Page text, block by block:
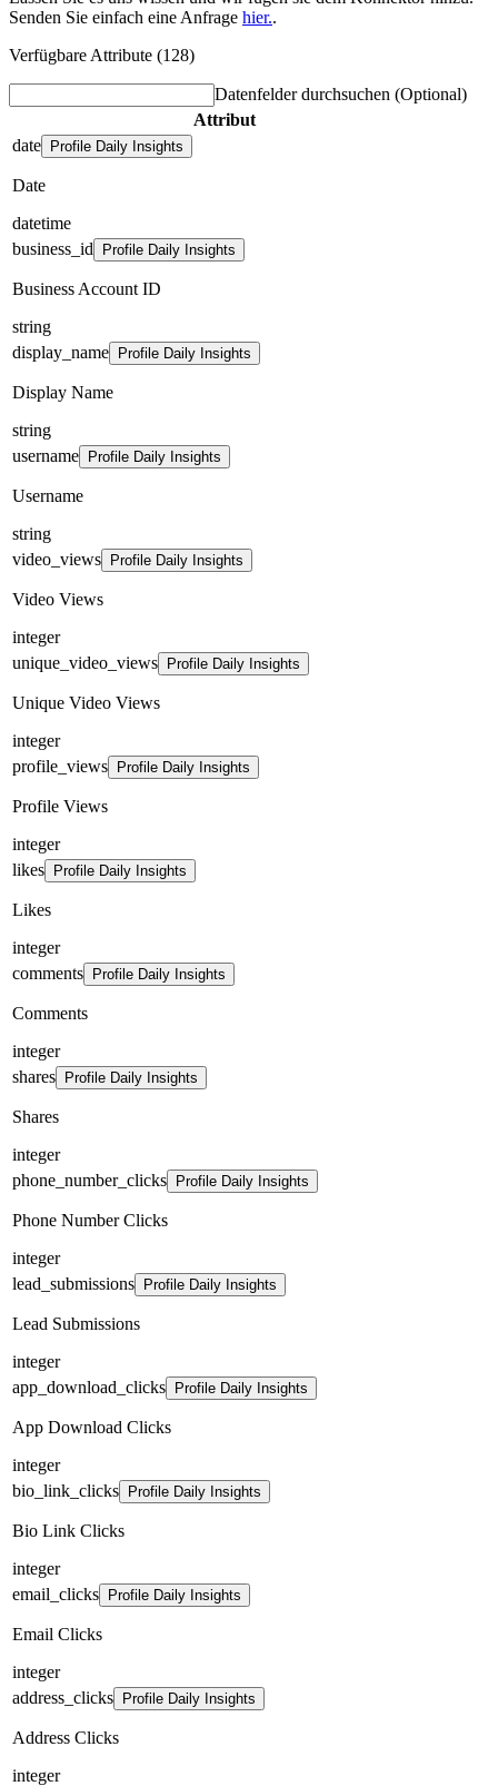
Senden Sie einfach eine Anfrage hier..
Verfügbare Attribute (128)
Datenfelder durchsuchen (Optional)
Attribut
date
Profile Daily Insights
Date
datetime
business_id
Profile Daily Insights
Business Account ID
string
display_name
Profile Daily Insights
Display Name
string
username
Profile Daily Insights
Username
string
video_views
Profile Daily Insights
Video Views
integer
unique_video_views
Profile Daily Insights
Unique Video Views
integer
profile_views
Profile Daily Insights
Profile Views
integer
likes
Profile Daily Insights
Likes
integer
comments
Profile Daily Insights
Comments
integer
shares
Profile Daily Insights
Shares
integer
phone_number_clicks
Profile Daily Insights
Phone Number Clicks
integer
lead_submissions
Profile Daily Insights
Lead Submissions
integer
app_download_clicks
Profile Daily Insights
App Download Clicks
integer
bio_link_clicks
Profile Daily Insights
Bio Link Clicks
integer
email_clicks
Profile Daily Insights
Email Clicks
integer
address_clicks
Profile Daily Insights
Address Clicks
integer